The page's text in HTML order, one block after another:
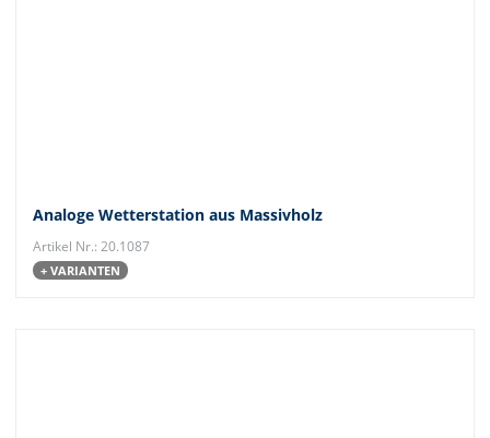
Analoge Wetterstation aus Massivholz
Artikel Nr.: 20.1087
+ VARIANTEN